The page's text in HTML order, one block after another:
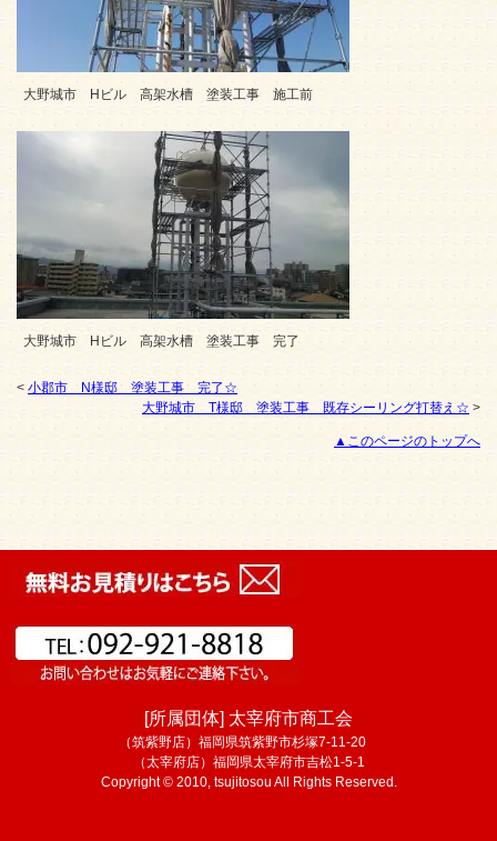
大野城市 Hビル 高架水槽 塗装工事 施工前
大野城市 Hビル 高架水槽 塗装工事 完了
< 小郡市 N様邸 塗装工事 完了☆
大野城市 T様邸 塗装工事 既存シーリング打替え☆ >
▲このページのトップへ
[所属団体] 太宰府市商工会
（筑紫野店）福岡県筑紫野市杉塚7-11-20
（太宰府店）福岡県太宰府市吉松1-5-1
Copyright © 2010, tsujitosou All Rights Reserved.